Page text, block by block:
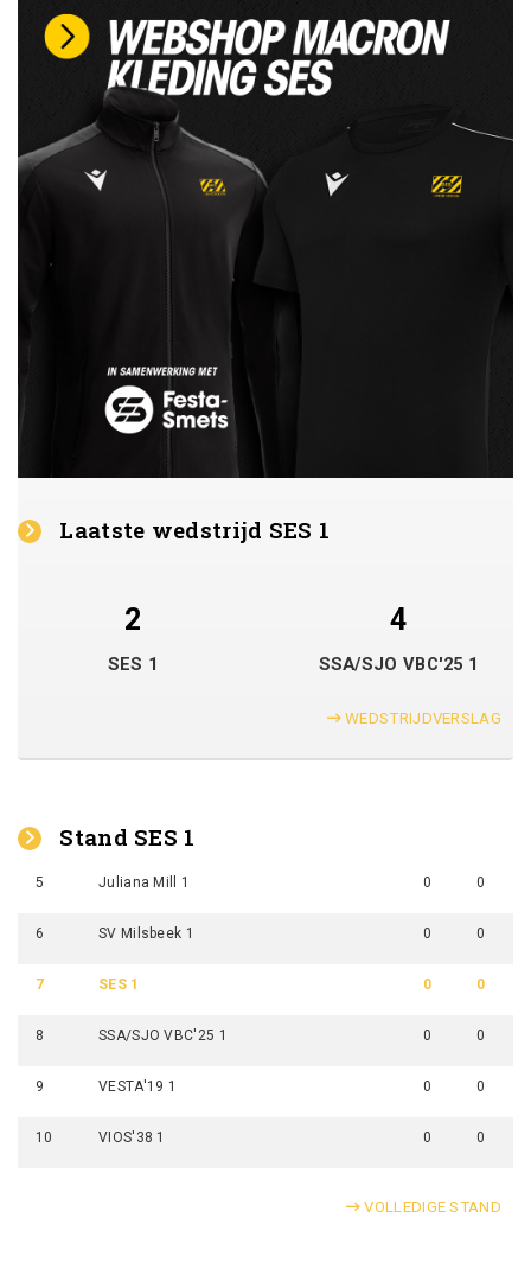
Laatste wedstrijd SES 1
2 4
SES 1 SSA/SJO VBC'25 1
WEDSTRIJDVERSLAG
Stand SES 1
5 Juliana Mill 1 0 0
6 SV Milsbeek 1 0 0
7 SES 1 0 0
8 SSA/SJO VBC'25 1 0 0
9 VESTA'19 1 0 0
10 VIOS'38 1 0 0
VOLLEDIGE STAND